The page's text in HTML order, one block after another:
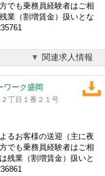
でも乗務員経験者はご相
業（割増賃金）扱いとな
関連求人情報
ワーク盛岡
丁目１番２１号
るお客様の送迎（主に夜
でも乗務員経験者はご相
業（割増賃金）扱いと